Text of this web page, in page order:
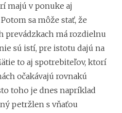
majú v ponuke aj
sa môže stať, že
prevádzkach má rozdielnu
sú istí, pre istotu dajú na
to aj spotrebiteľov, ktorí
očakávajú rovnakú
toho je dnes napríklad
petržlen s vňaťou